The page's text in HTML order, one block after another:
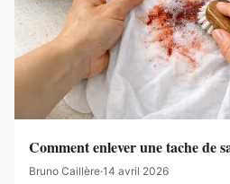
Comment enlever une tache de
Bruno Caillère·14 avril 2026